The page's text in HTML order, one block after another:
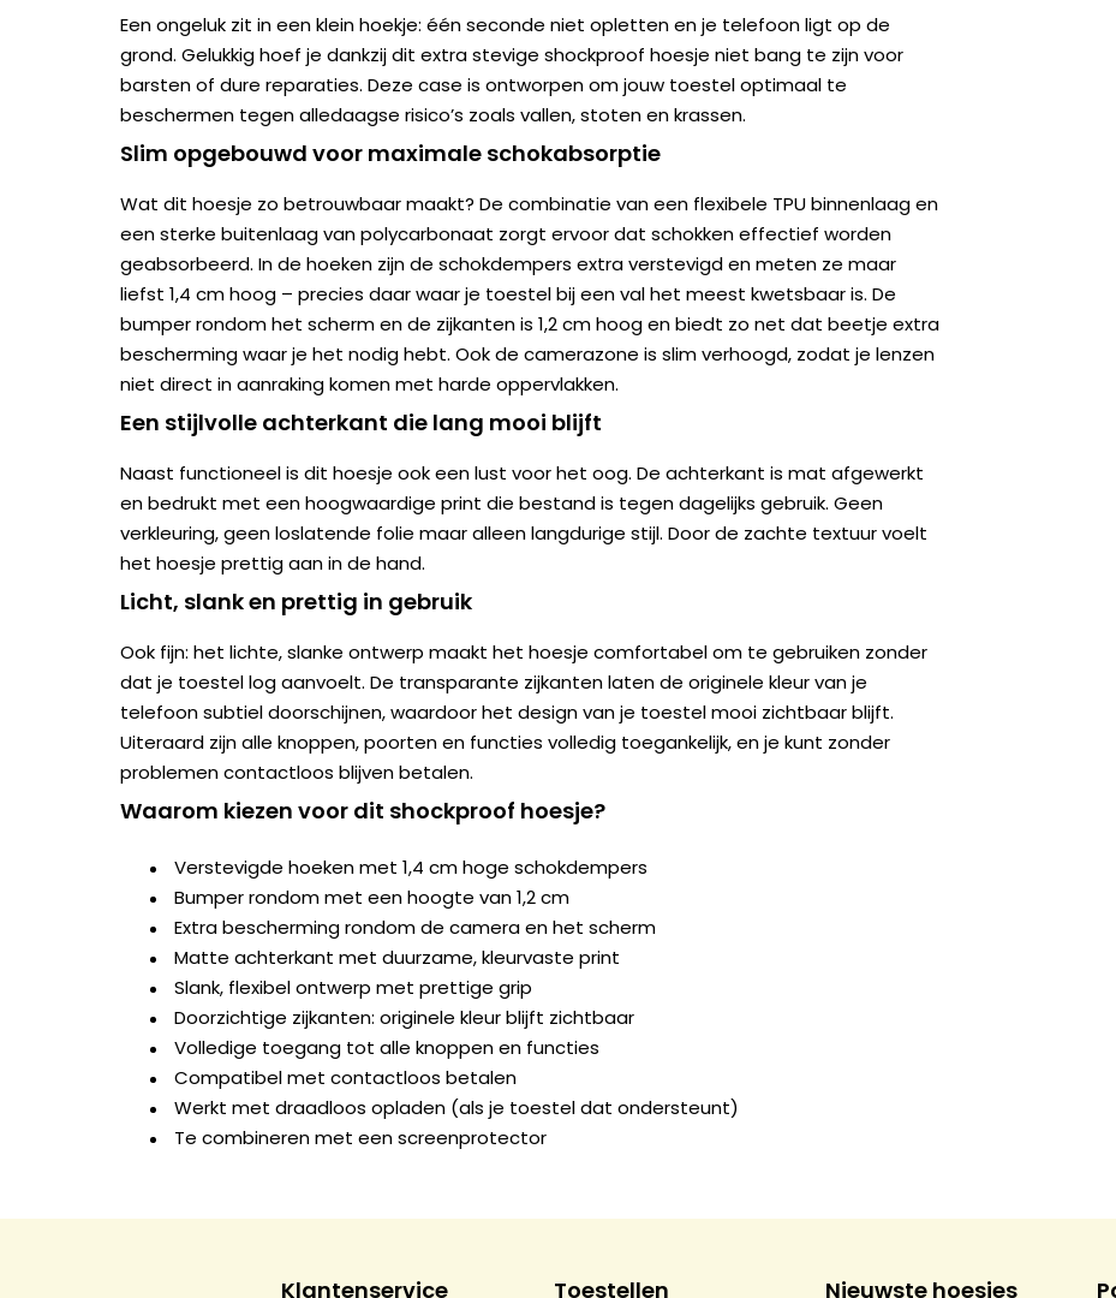
Een ongeluk zit in een klein hoekje: één seconde niet opletten en je telefoon ligt op de
grond. Gelukkig hoef je dankzij dit extra stevige shockproof hoesje niet bang te zijn voor
barsten of dure reparaties. Deze case is ontworpen om jouw toestel optimaal te
beschermen tegen alledaagse risico’s zoals vallen, stoten en krassen.
Slim opgebouwd voor maximale schokabsorptie
Wat dit hoesje zo betrouwbaar maakt? De combinatie van een flexibele TPU binnenlaag en
een sterke buitenlaag van polycarbonaat zorgt ervoor dat schokken effectief worden
geabsorbeerd. In de hoeken zijn de schokdempers extra verstevigd en meten ze maar
liefst 1,4 cm hoog – precies daar waar je toestel bij een val het meest kwetsbaar is. De
bumper rondom het scherm en de zijkanten is 1,2 cm hoog en biedt zo net dat beetje extra
bescherming waar je het nodig hebt. Ook de camerazone is slim verhoogd, zodat je lenzen
niet direct in aanraking komen met harde oppervlakken.
Een stijlvolle achterkant die lang mooi blijft
Naast functioneel is dit hoesje ook een lust voor het oog. De achterkant is mat afgewerkt
en bedrukt met een hoogwaardige print die bestand is tegen dagelijks gebruik. Geen
verkleuring, geen loslatende folie maar alleen langdurige stijl. Door de zachte textuur voelt
het hoesje prettig aan in de hand.
Licht, slank en prettig in gebruik
Ook fijn: het lichte, slanke ontwerp maakt het hoesje comfortabel om te gebruiken zonder
dat je toestel log aanvoelt. De transparante zijkanten laten de originele kleur van je
telefoon subtiel doorschijnen, waardoor het design van je toestel mooi zichtbaar blijft.
Uiteraard zijn alle knoppen, poorten en functies volledig toegankelijk, en je kunt zonder
problemen contactloos blijven betalen.
Waarom kiezen voor dit shockproof hoesje?
Verstevigde hoeken met 1,4 cm hoge schokdempers
Bumper rondom met een hoogte van 1,2 cm
Extra bescherming rondom de camera en het scherm
Matte achterkant met duurzame, kleurvaste print
Slank, flexibel ontwerp met prettige grip
Doorzichtige zijkanten: originele kleur blijft zichtbaar
Volledige toegang tot alle knoppen en functies
Compatibel met contactloos betalen
Werkt met draadloos opladen (als je toestel dat ondersteunt)
Te combineren met een screenprotector
Klantenservice Toestellen Nieuwste hoesjes